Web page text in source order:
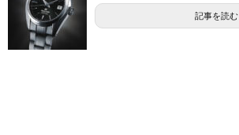
記事を読む